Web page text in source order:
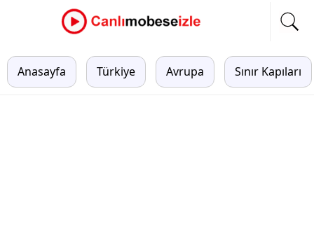
Anasayfa Türkiye Avrupa Sınır Kapıları